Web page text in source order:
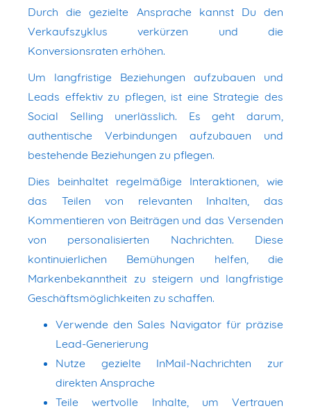
Durch die gezielte Ansprache kannst Du den
Verkaufszyklus verkürzen und die
Konversionsraten erhöhen.
Um langfristige Beziehungen aufzubauen und
Leads effektiv zu pflegen, ist eine Strategie des
Social Selling unerlässlich. Es geht darum,
authentische Verbindungen aufzubauen und
bestehende Beziehungen zu pflegen.
Dies beinhaltet regelmäßige Interaktionen, wie
das Teilen von relevanten Inhalten, das
Kommentieren von Beiträgen und das Versenden
von personalisierten Nachrichten. Diese
kontinuierlichen Bemühungen helfen, die
Markenbekanntheit zu steigern und langfristige
Geschäftsmöglichkeiten zu schaffen.
Verwende den Sales Navigator für präzise
Lead-Generierung
Nutze gezielte InMail-Nachrichten zur
direkten Ansprache
Teile wertvolle Inhalte, um Vertrauen